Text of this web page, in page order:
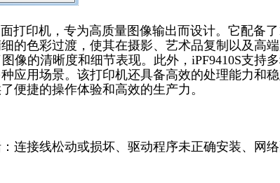
打印机，专为高质量图像输出而设计。它配备
的色彩过渡，使其在摄影、艺术品复制以及高
像的清晰度和细节表现。此外，iPF9410S支持
应用场景。该打印机还具备高效的处理能力和
便捷的操作体验和高效的生产力。
连接线松动或损坏、驱动程序未正确安装、网